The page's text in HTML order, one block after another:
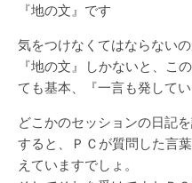
『地の文』です
気をつけなくてはならないの
『地の文』しかないと、こ
ても基本、『一言も発して
どこかのセッションの日記を
すると、ＰＣが質問した言
えていますでしょ。